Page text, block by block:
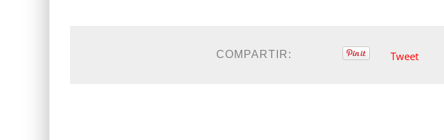
COMPARTIR: Tweet